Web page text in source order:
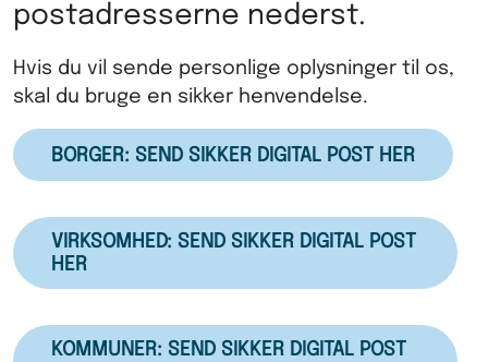
postadresserne nederst.
Hvis du vil sende personlige oplysninger til os,
skal du bruge en sikker henvendelse.
BORGER: SEND SIKKER DIGITAL POST HER
VIRKSOMHED: SEND SIKKER DIGITAL POST
HER
KOMMUNER: SEND SIKKER DIGITAL POST